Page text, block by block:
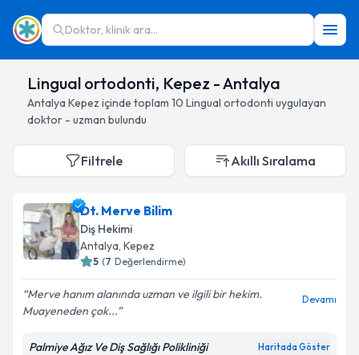
Doktor, klinik ara...
Lingual ortodonti, Kepez - Antalya
Antalya Kepez içinde toplam 10 Lingual ortodonti uygulayan
doktor - uzman bulundu
Filtrele Akıllı Sıralama
Dt. Merve Bilim
Diş Hekimi
Antalya, Kepez
5 (7 Değerlendirme)
Merve hanım alanında uzman ve ilgili bir hekim.
Muayeneden çok...
Devamı
Palmiye Ağız Ve Diş Sağlığı Polikliniği Haritada Göster